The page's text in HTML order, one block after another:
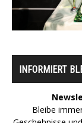
INFORMIERT
Bleibe